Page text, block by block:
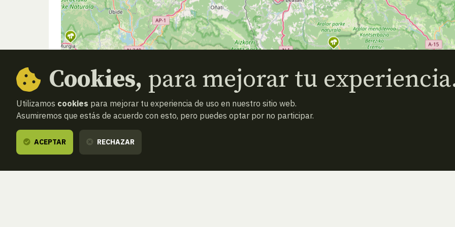
Cookies, para mejorar tu
Utilizamos cookies para mejorar tu experiencia de uso en nuestro sitio web.
Asumiremos que estás de acuerdo con esto, pero puedes optar por no participar.
ACEPTAR RECHAZAR